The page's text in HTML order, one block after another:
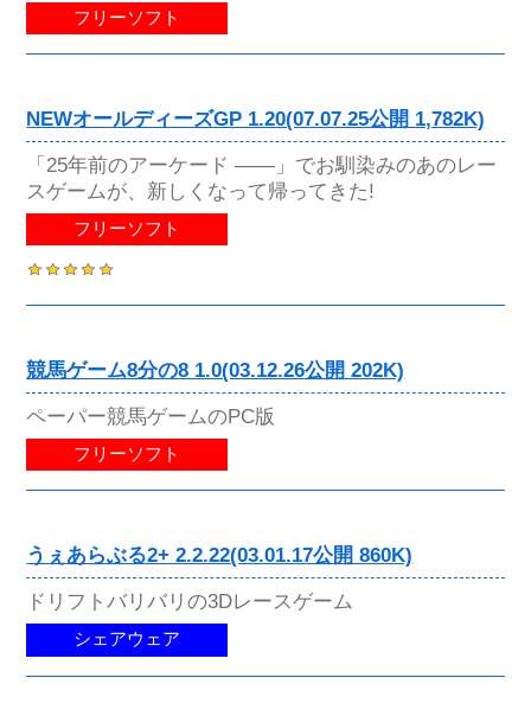
フリーソフト
NEWオールディーズGP 1.20(07.07.25公開 1,782K)
「25年前のアーケード ――」でお馴染みのあのレー
スゲームが、新しくなって帰ってきた!
フリーソフト
競馬ゲーム8分の8 1.0(03.12.26公開 202K)
ペーパー競馬ゲームのPC版
フリーソフト
うぇあらぶる2+ 2.2.22(03.01.17公開 860K)
ドリフトバリバリの3Dレースゲーム
シェアウェア